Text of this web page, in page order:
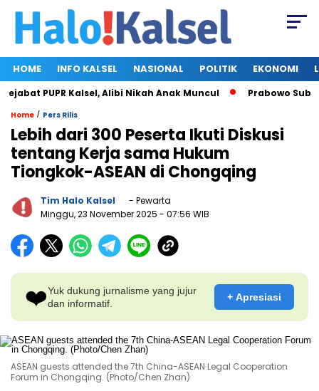
HOME INFO KALSEL NASIONAL POLITIK EKONOMI
PUPR Kalsel, Alibi Nikah Anak Muncul Prabowo
Home / Pers Rilis
Lebih dari 300 Peserta Ikuti Diskusi
tentang Kerja sama Hukum
Tiongkok-ASEAN di Chongqing
Tim Halo Kalsel
- Pewarta
Minggu, 23 November 2025 - 07:56 WIB
❤️Yuk dukung jurnalisme yang jujur
dan informatif.
+ Apresiasi
ASEAN guests attended the 7th China-ASEAN Legal Cooperation
Forum in Chongqing. (Photo/Chen Zhan)